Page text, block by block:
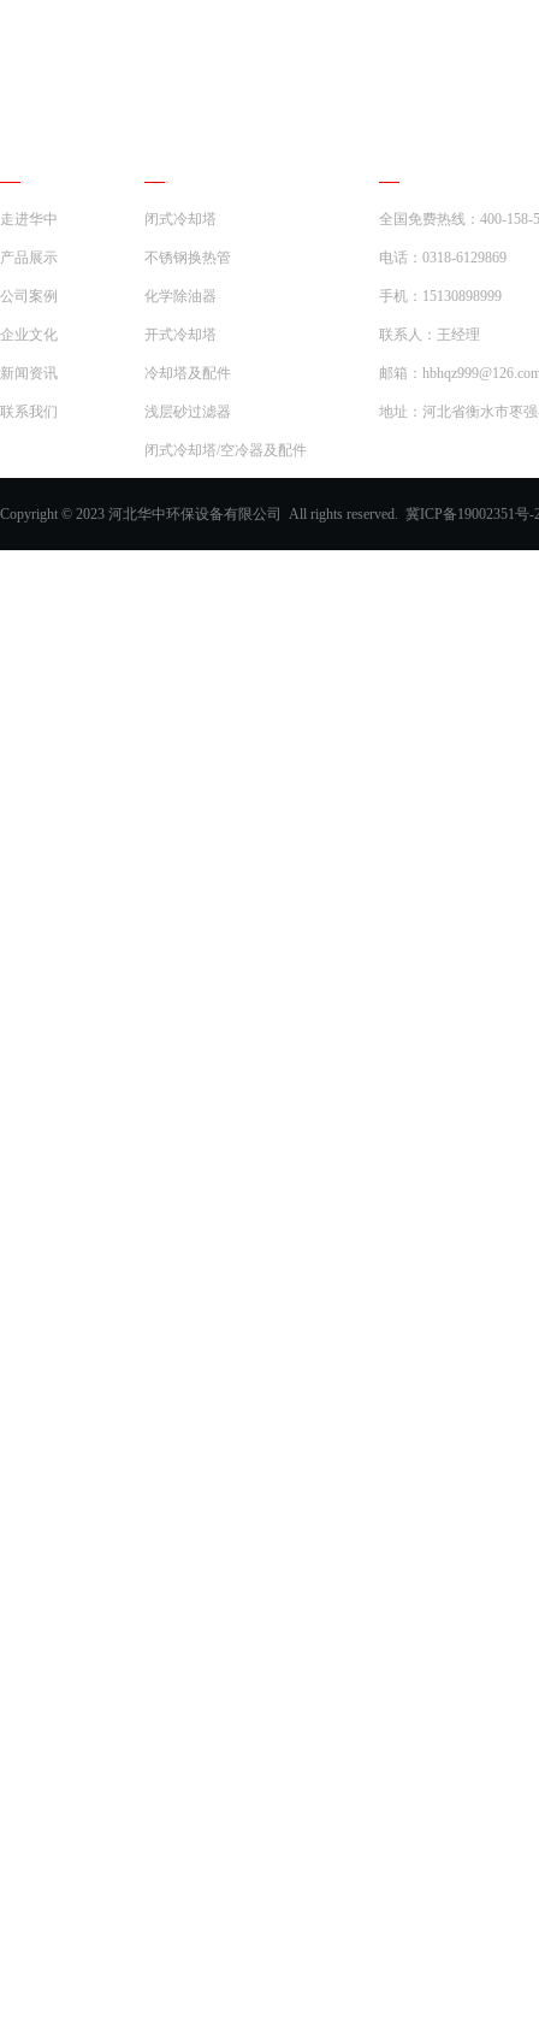
走进华中
产品展示
公司案例
企业文化
新闻资讯
联系我们
闭式冷却塔
不锈钢换热管
化学除油器
开式冷却塔
冷却塔及配件
浅层砂过滤器
闭式冷却塔/空冷器及配件
全国免费热线：400-158-
电话：0318-6129869
手机：15130898999
联系人：王经理
邮箱：
地址：河北省衡水市枣
Copyright © 2023 河北华中环保设备有限公司 All rights reserved. 冀ICP备19002351号-